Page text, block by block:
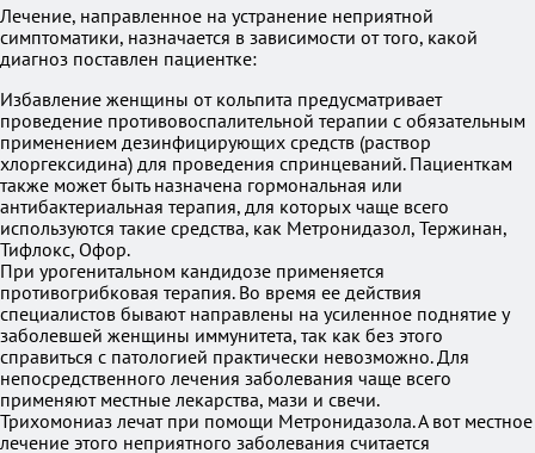
Лечение, направленное на устранение неприятной
симптоматики, назначается в зависимости от того, какой
диагноз поставлен пациентке:
Избавление женщины от кольпита предусматривает
проведение противовоспалительной терапии с обязательным
применением дезинфицирующих средств (раствор
хлоргексидина) для проведения спринцеваний. Пациенткам
также может быть назначена гормональная или
антибактериальная терапия, для которых чаще всего
используются такие средства, как Метронидазол, Тержинан,
Тифлокс, Офор.
При урогенитальном кандидозе применяется
противогрибковая терапия. Во время ее действия
специалистов бывают направлены на усиленное поднятие у
заболевшей женщины иммунитета, так как без этого
справиться с патологией практически невозможно. Для
непосредственного лечения заболевания чаще всего
применяют местные лекарства, мази и свечи.
Трихомониаз лечат при помощи Метронидазола. А вот местное
лечение этого неприятного заболевания считается